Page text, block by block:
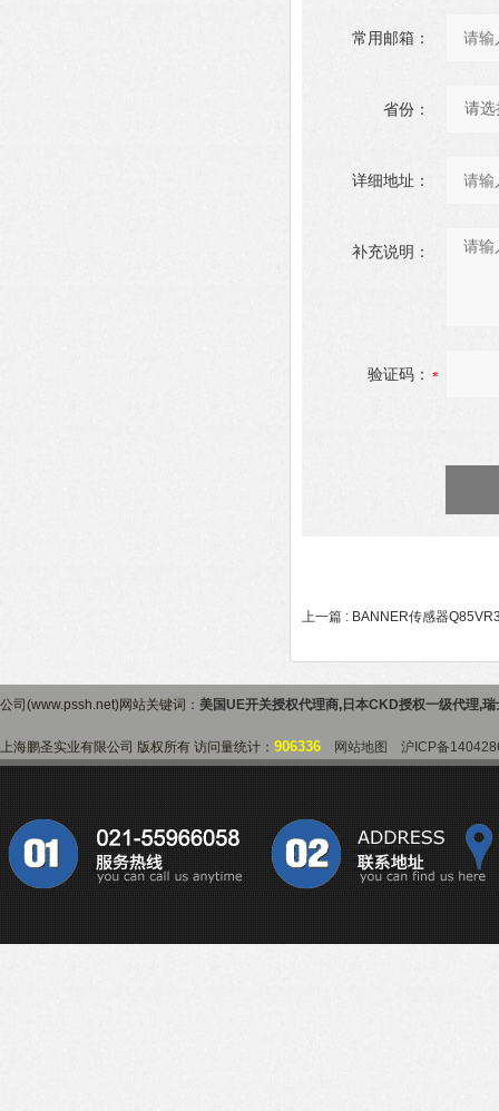
常用邮箱：
省份：
详细地址：
补充说明：
验证码：
上一篇 : BANNER传感器
公司(www.pssh.net)网站关键词： 美国UE开关授权代理商, 日本CKD授权一级代理,瑞
上海鹏圣实业有限公司 版权所有 访问量统计： 906336 网站地图 沪ICP备